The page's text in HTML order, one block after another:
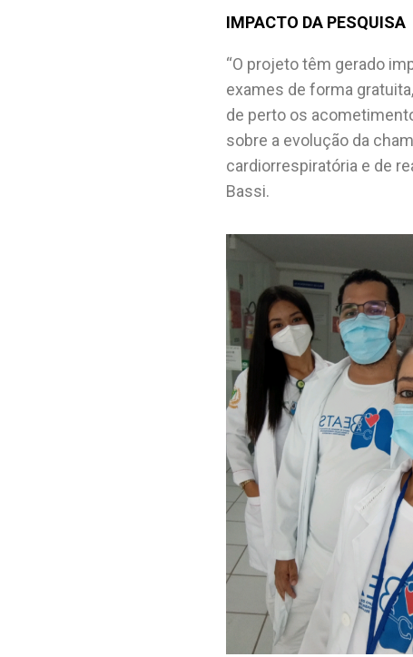
IMPACTO DA PESQUISA
“O projeto têm gerado
exames de forma
de perto os
sobre a evolução da
cardiorrespiratória e de
Bassi.